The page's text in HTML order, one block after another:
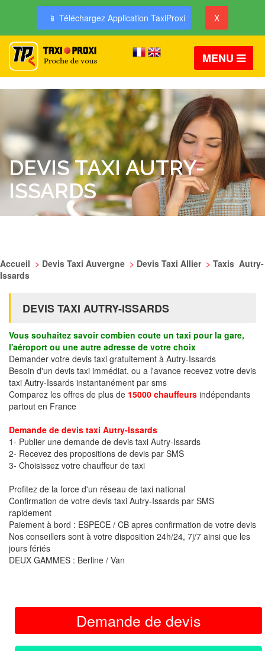
📱 Téléchargez Application TaxiProxi X
MENU
DEVIS TAXI AUTRY-
ISSARDS
Accueil > Devis Taxi Auvergne > Devis Taxi Allier > Taxis Autry-
Issards
DEVIS TAXI AUTRY-ISSARDS
Vous souhaitez savoir combien coute un taxi pour la gare,
l'aéroport ou une autre adresse de votre choix
Demander votre devis taxi gratuitement à Autry-Issards
Besoin d'un devis taxi immédiat, ou a l'avance recevez votre devis
taxi Autry-Issards instantanément par sms
Comparez les offres de plus de 15000 chauffeurs indépendants
partout en France
Demande de devis taxi Autry-Issards
1- Publier une demande de devis taxi Autry-Issards
2- Recevez des propositions de devis par SMS
3- Choisissez votre chauffeur de taxi
Profitez de la force d'un réseau de taxi national
Confirmation de votre devis taxi Autry-Issards par SMS
rapidement
Paiement à bord : ESPECE / CB apres confirmation de votre devis
Nos conseillers sont à votre disposition 24h/24, 7j/7 ainsi que les
jours fériés
DEUX GAMMES : Berline / Van
Demande de devis